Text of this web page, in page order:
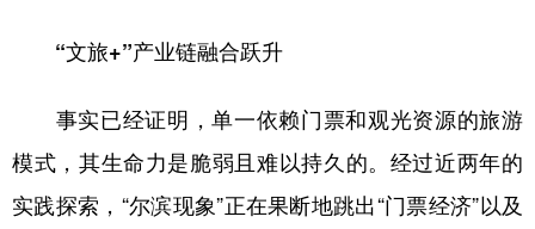
“文旅+”产业链融合跃升
事实已经证明，单一依赖门票和观光资源的旅游
模式，其生命力是脆弱且难以持久的。经过近两年的
实践探索，“尔滨现象”正在果断地跳出“门票经济”以及